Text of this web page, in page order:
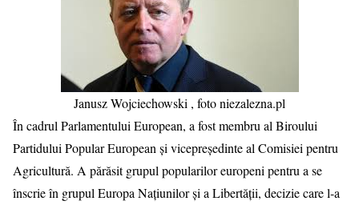
Janusz Wojciechowski , foto niezalezna.pl
În cadrul Parlamentului European, a fost membru al Biroului
Partidului Popular European și vicepreședinte al Comisiei pentru
Agricultură. A părăsit grupul popularilor europeni pentru a se
înscrie în grupul Europa Națiunilor și a Libertății, decizie care l-a